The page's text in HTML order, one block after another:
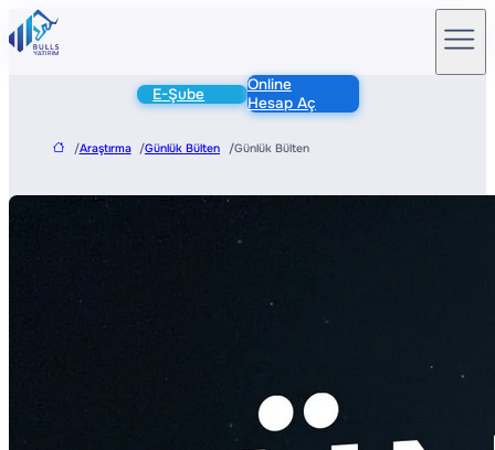
E-Şube
Online
Hesap Aç
/Araştırma /Günlük Bülten /Günlük Bülten